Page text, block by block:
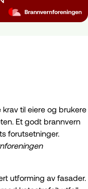
til eiere og brukere
Et godt brannvern
forutsetninger.
utforming av fasader.